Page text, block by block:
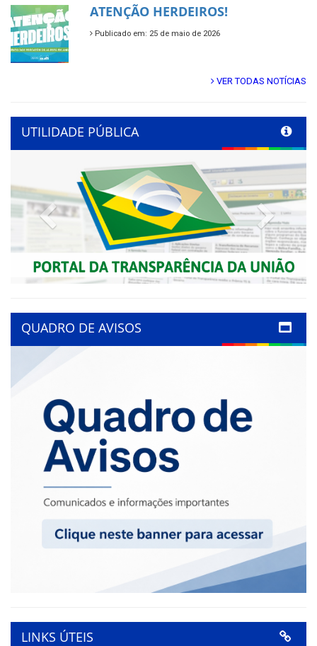
ATENÇÃO HERDEIROS!
Publicado em: 25 de maio de 2026
VER TODAS NOTÍCIAS
UTILIDADE PÚBLICA
Previous Next
QUADRO DE AVISOS
LINKS ÚTEIS